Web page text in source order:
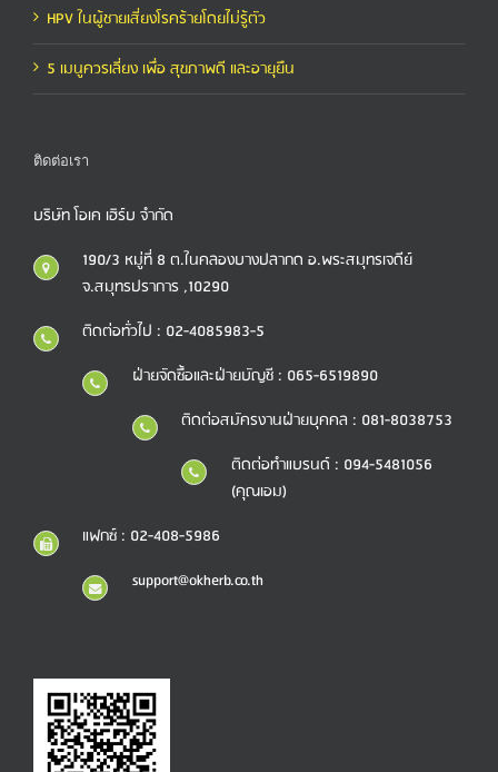
HPV ในผู้ชายเสี่ยงโรคร้ายโดยไม่รู้ตัว
5 เมนูควรเลี่ยง เพื่อ สุขภาพดี และอายุยืน
ติดต่อเรา
บริษัท โอเค เฮิร์บ จำกัด
190/3 หมู่ที่ 8 ต.ในคลองบางปลากด อ.พระสมุทรเจดีย์
จ.สมุทรปราการ ,10290
ติดต่อทั่วไป : 02-4085983-5
ฝ่ายจัดซื้อและฝ่ายบัญชี : 065-6519890
ติดต่อสมัครงานฝ่ายบุคคล : 081-8038753
ติดต่อทำแบรนด์ : 094-5481056
(คุณเอม)
แฟกซ์ : 02-408-5986
support@okherb.co.th